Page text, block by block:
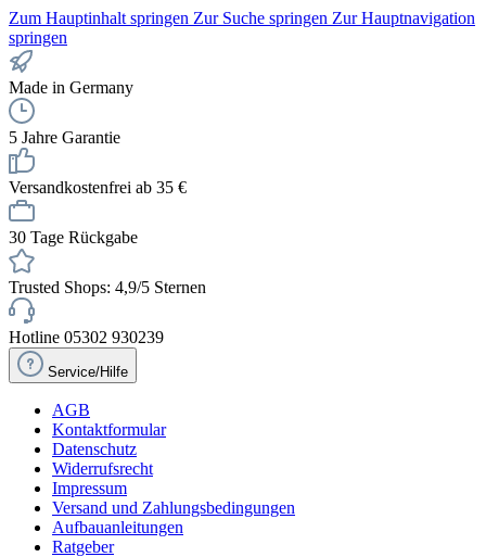
Zum Hauptinhalt springen Zur Suche springen Zur Hauptnavigation
springen
Made in Germany
5 Jahre Garantie
Versandkostenfrei ab 35 €
30 Tage Rückgabe
Trusted Shops: 4,9/5 Sternen
Hotline 05302 930239
Service/Hilfe
AGB
Kontaktformular
Datenschutz
Widerrufsrecht
Impressum
Versand und Zahlungsbedingungen
Aufbauanleitungen
Ratgeber